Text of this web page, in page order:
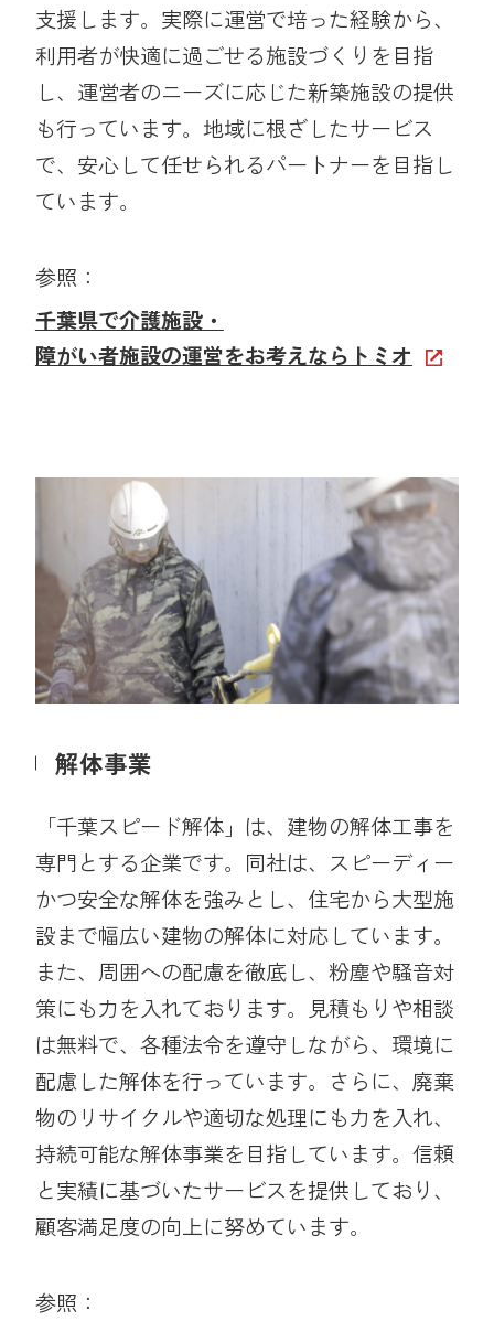
支援します。実際に運営で培った経験から、
利用者が快適に過ごせる施設づくりを目指
し、運営者のニーズに応じた新築施設の提供
も行っています。地域に根ざしたサービス
で、安心して任せられるパートナーを目指し
ています。
参照：
千葉県で介護施設・
障がい者施設の運営をお考えならトミオ
解体事業
「千葉スピード解体」は、建物の解体工事を
専門とする企業です。同社は、スピーディー
かつ安全な解体を強みとし、住宅から大型施
設まで幅広い建物の解体に対応しています。
また、周囲への配慮を徹底し、粉塵や騒音対
策にも力を入れております。見積もりや相談
は無料で、各種法令を遵守しながら、環境に
配慮した解体を行っています。さらに、廃棄
物のリサイクルや適切な処理にも力を入れ、
持続可能な解体事業を目指しています。信頼
と実績に基づいたサービスを提供しており、
顧客満足度の向上に努めています。
参照：